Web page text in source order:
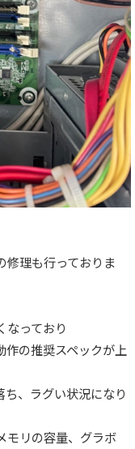
修理も行っておりま
なっており
の推奨スペックが上
、ラグい状況になり
モリの容量、グラボ